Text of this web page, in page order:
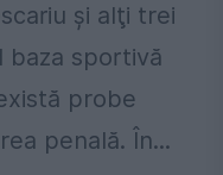
şi alţi trei
baza sportivă
probe
penală. În...